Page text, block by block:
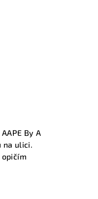
By A
na ulici.